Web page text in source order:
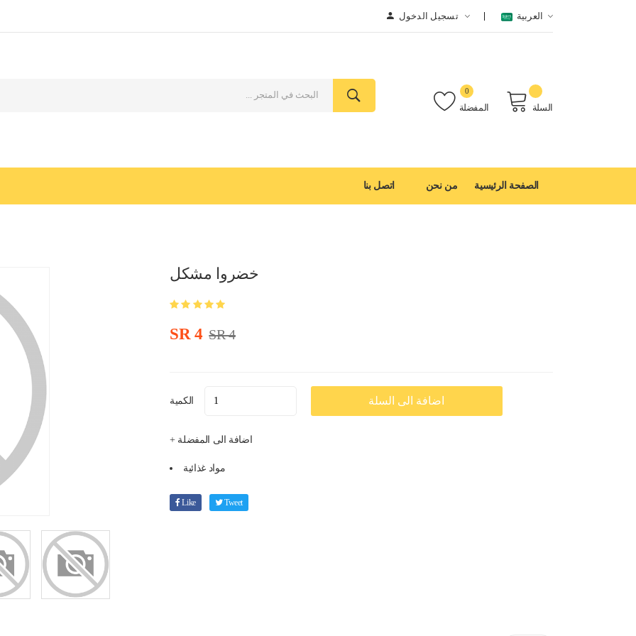
تسجيل الدخول العربية
المفضلة
0
السلة
الصفحة الرئيسية من نحن اتصل بنا
خضروا مشكل
SR 4 SR 4
الكمية اضافة الى السلة
+ اضافة الى المفضلة
مواد غذائية
Like Tweet